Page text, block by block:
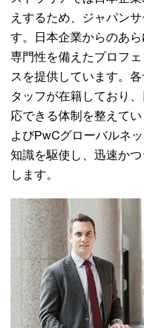
えするため、ジャパン
す。日本企業からのあ
専門性を備えたプロフ
スを提供しています。
タッフが在籍しており
応できる体制を整えて
よびPwCグローバルネ
知識を駆使し、迅速か
します。